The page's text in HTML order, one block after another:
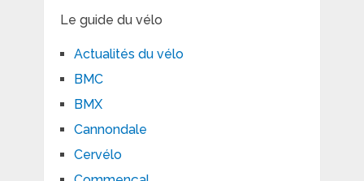
Le guide du vélo
Actualités du vélo
BMC
BMX
Cannondale
Cervélo